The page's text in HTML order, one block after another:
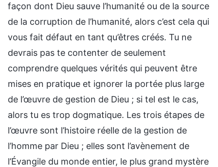
façon dont Dieu sauve l’humanité ou de la source
de la corruption de l’humanité, alors c’est cela qui
vous fait défaut en tant qu’êtres créés. Tu ne
devrais pas te contenter de seulement
comprendre quelques vérités qui peuvent être
mises en pratique et ignorer la portée plus large
de l’œuvre de gestion de Dieu ; si tel est le cas,
alors tu es trop dogmatique. Les trois étapes de
l’œuvre sont l’histoire réelle de la gestion de
l’homme par Dieu ; elles sont l’avènement de
l’Évangile du monde entier, le plus grand mystère